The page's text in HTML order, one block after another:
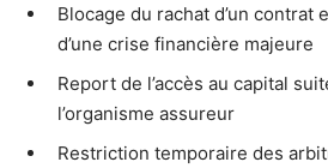
Blocage du rachat d’un contrat
d’une crise financière majeure
Report de l’accès au capital
l’organisme assureur
Restriction temporaire des